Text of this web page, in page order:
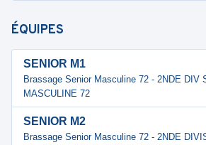
ÉQUIPES
SENIOR M1
Brassage Senior Masculine 72 - 2NDE DIV
MASCULINE 72
SENIOR M2
Brassage Senior Masculine 72 - 2NDE